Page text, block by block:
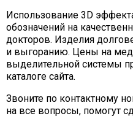
Использование 3D
обозначений на
докторов. Изделия
и выгоранию. Цены на
выделительной системы
каталоге сайта.
Звоните по контактному
на все вопросы, помогут